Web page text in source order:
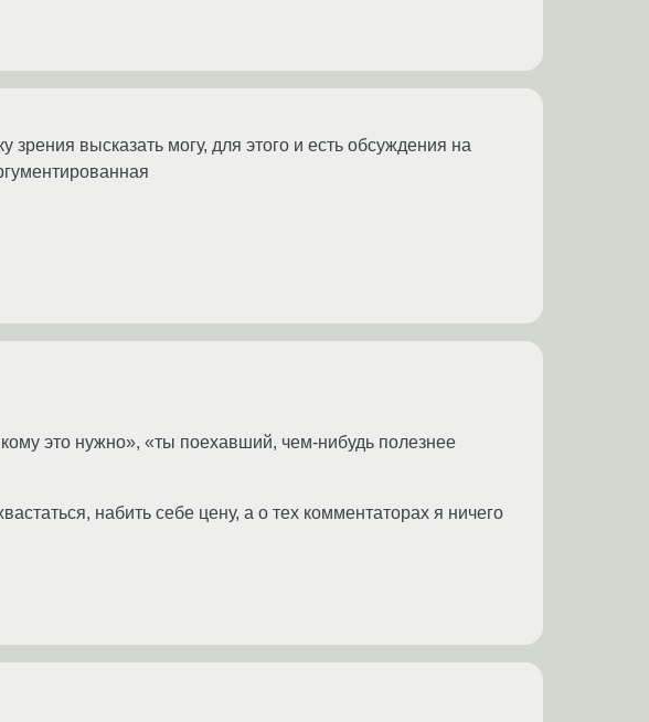
высказать могу, для этого и есть обсуждения на
это нужно», «ты поехавший, чем-нибудь полезнее
набить себе цену, а о тех комментаторах я ничего